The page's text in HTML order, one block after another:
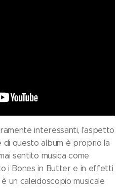
interessanti, l'aspetto
di questo album è proprio la
sentito musica come
i Bones in Butter e in effetti
un caleidoscopio musicale